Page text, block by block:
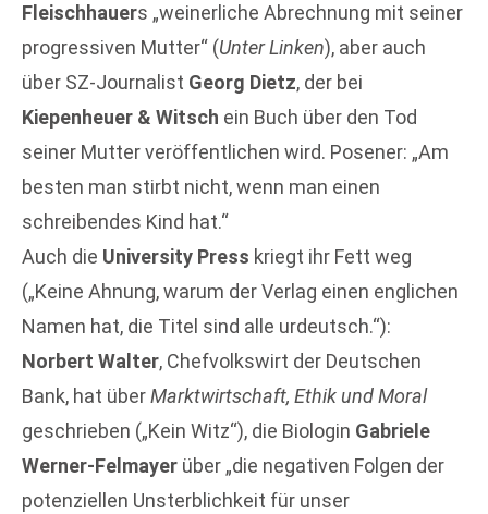
Fleischhauers „weinerliche Abrechnung mit seiner
progressiven Mutter“ (Unter Linken), aber auch
über SZ-Journalist Georg Dietz, der bei
Kiepenheuer & Witsch ein Buch über den Tod
seiner Mutter veröffentlichen wird. Posener: „Am
besten man stirbt nicht, wenn man einen
schreibendes Kind hat.“
Auch die University Press kriegt ihr Fett weg
(„Keine Ahnung, warum der Verlag einen englichen
Namen hat, die Titel sind alle urdeutsch.“):
Norbert Walter, Chefvolkswirt der Deutschen
Bank, hat überMarktwirtschaft, Ethik und Moral
geschrieben („Kein Witz“), die Biologin Gabriele
Werner-Felmayer über „die negativen Folgen der
potenziellen Unsterblichkeit für unser